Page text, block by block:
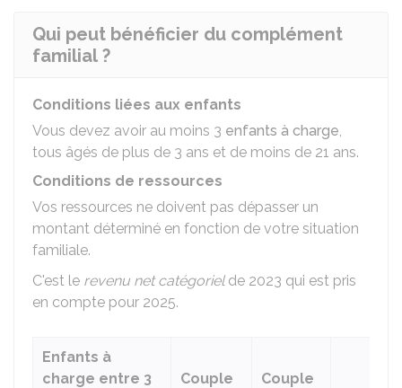
Qui peut bénéficier du complément
familial ?
Conditions liées aux enfants
Vous devez avoir au moins 3 enfants à charge,
tous âgés de plus de 3 ans et de moins de 21 ans.
Conditions de ressources
Vos ressources ne doivent pas dépasser un
montant déterminé en fonction de votre situation
familiale.
C'est le revenu net catégorielde 2023 qui est pris
en compte pour 2025.
Enfants à
charge entre 3
Couple
Couple